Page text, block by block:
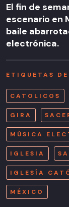
El fin de
escenario en
baile
electrónica.
ETIQUETAS
CATOLICOS
GIRA
MÚSICA
IGLESIA
IGLESÍA
MÉXICO